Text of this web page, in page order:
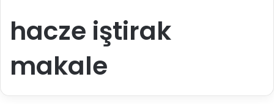
hacze iştirak
makale